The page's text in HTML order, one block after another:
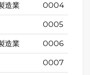
造業 0004
0005
造業 0006
0007